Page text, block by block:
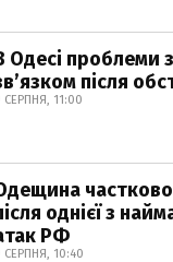
Одесі проблеми
після
СЕРПНЯ, 11:00
частково
однієї з
РФ
СЕРПНЯ, 10:40